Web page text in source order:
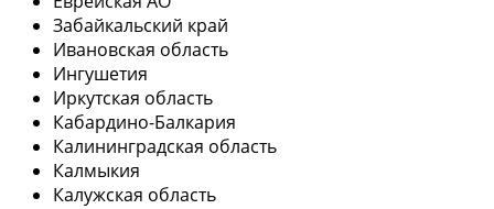
Забайкальский край
Ивановская область
Ингушетия
Иркутская область
Кабардино-Балкария
Калининградская область
Калмыкия
Калужская область